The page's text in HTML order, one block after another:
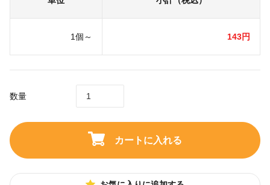
1個～ 143円
数量
カートに入れる